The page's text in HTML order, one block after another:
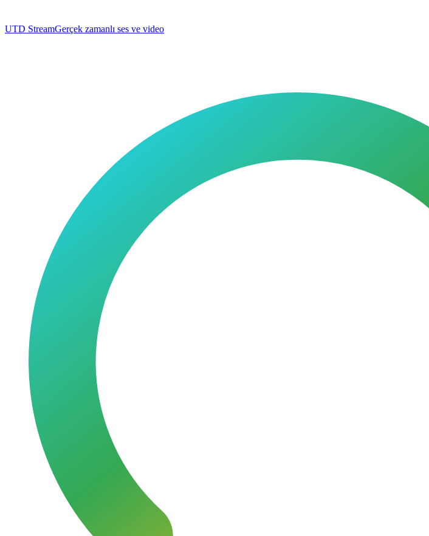
UTD StreamGerçek zamanlı ses ve video